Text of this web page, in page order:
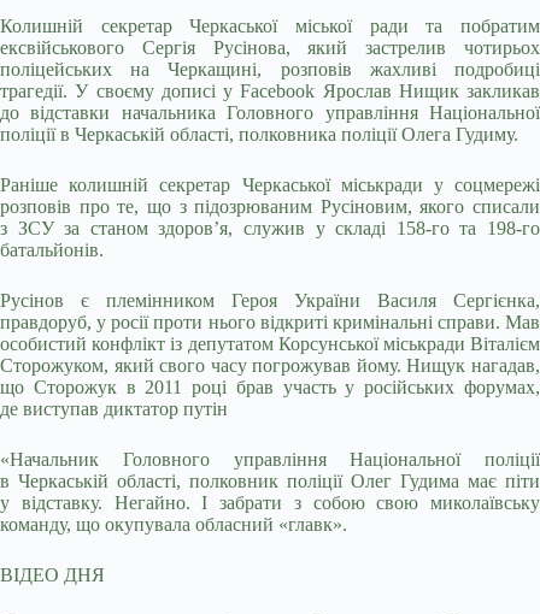
Колишній секретар Черкаської міської ради та побратим
ексвійськового Сергія Русінова, який застрелив чотирьох
поліцейських на Черкащині, розповів жахливі подробиці
трагедії. У своєму дописі у Facebook Ярослав Нищик закликав
до відставки начальника Головного управління Національної
поліції в Черкаській області, полковника поліції Олега Гудиму.
Раніше колишній секретар Черкаської міськради у соцмережі
розповів про те, що з підозрюваним Русіновим, якого списали
з ЗСУ за станом здоров’я, служив у складі 158-го та 198-го
батальйонів.
Русінов є племінником Героя України Василя Сергієнка,
правдоруб, у росії проти нього відкриті кримінальні справи. Мав
особистий конфлікт із депутатом Корсунської міськради Віталієм
Сторожуком, який свого часу погрожував йому. Нищук нагадав,
що Сторожук в 2011 році брав участь у російських форумах,
де виступав диктатор путін
«Начальник Головного управління Національної поліції
в Черкаській області, полковник поліції Олег Гудима має піти
у відставку. Негайно. І забрати з собою свою миколаївську
команду, що окупувала обласний «главк».
ВІДЕО ДНЯ